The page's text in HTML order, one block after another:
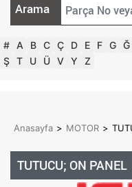
Arama
# A B C Ç D E F G Ğ
Ş T U Ü V Y Z
Anasayfa > MOTOR >
TUTUCU; ON PANEL